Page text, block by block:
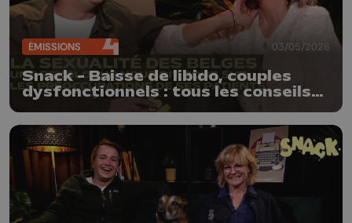
ÉMISSIONS 03/05/2026
Snack - Baisse de libido, couples
dysfonctionnels : tous les conseils
sans filtre d'une sexologue